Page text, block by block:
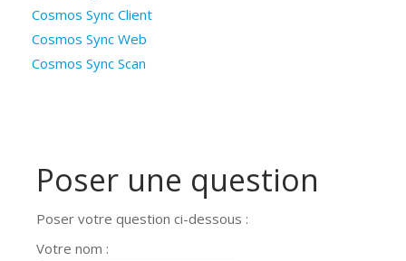
Connexion
Cosmos Sync Client
Cosmos Sync Web
Cosmos Sync Scan
Poser une question
Poser votre question ci-dessous :
Votre nom :